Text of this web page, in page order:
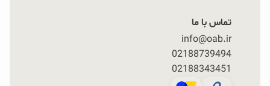
تماس با ما
info@oab.ir
02188739494
02188343451